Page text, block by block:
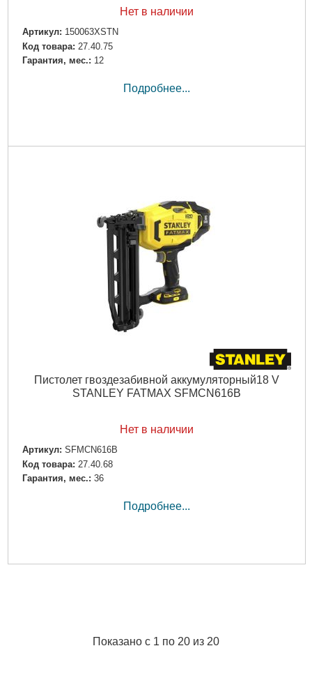
Нет в наличии
Артикул: 150063XSTN
Код товара: 27.40.75
Гарантия, мес.: 12
Подробнее...
Пистолет гвоздезабивной аккумуляторный18 V
STANLEY FATMAX SFMCN616B
Нет в наличии
Артикул: SFMCN616B
Код товара: 27.40.68
Гарантия, мес.: 36
Подробнее...
Показано с 1 по 20 из 20